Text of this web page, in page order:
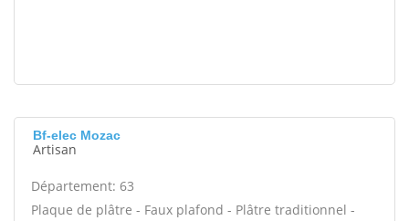
Bf-elec Mozac
Artisan
Département: 63
Plaque de plâtre - Faux plafond - Plâtre traditionnel -